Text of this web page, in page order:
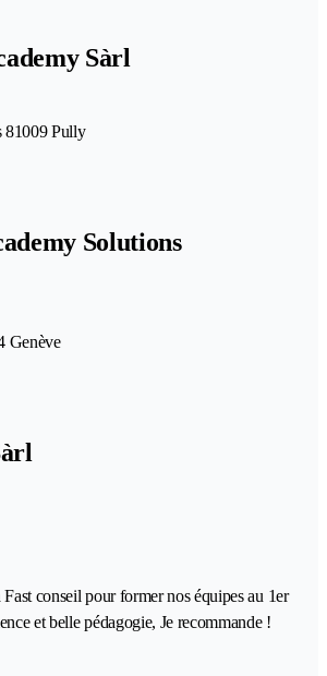
Sàrl
81009 Pully
Solutions
Genève
conseil pour former nos équipes au 1er
et belle pédagogie, Je recommande !